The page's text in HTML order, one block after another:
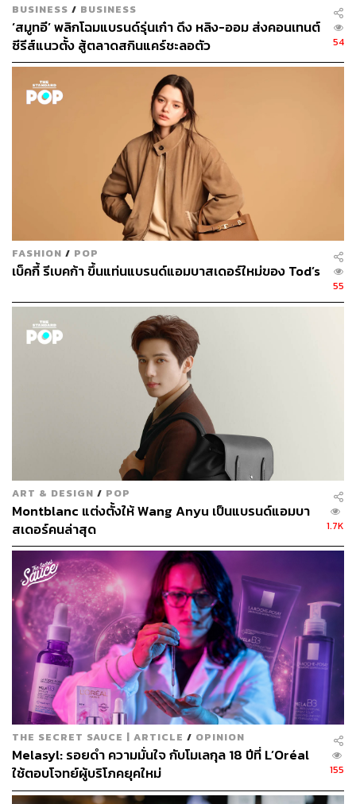
BUSINESS / BUSINESS
‘สมูทอี’ พลิกโฉมแบรนด์รุ่นเก๋า ดึง หลิง-ออม ส่งคอนเทนต์
ซีรีส์แนวตั้ง สู้ตลาดสกินแคร์ชะลอตัว
54
FASHION / POP
เบ็คกี้ รีเบคก้า ขึ้นแท่นแบรนด์แอมบาสเดอร์ใหม่ของ Tod’s
55
ART & DESIGN / POP
Montblanc แต่งตั้งให้ Wang Anyu เป็นแบรนด์แอมบา
สเดอร์คนล่าสุด
1.7K
THE SECRET SAUCE | ARTICLE / OPINION
Melasyl: รอยดำ ความมั่นใจ กับโมเลกุล 18 ปีที่ L’Oréal
ใช้ตอบโจทย์ผู้บริโภคยุคใหม่
155